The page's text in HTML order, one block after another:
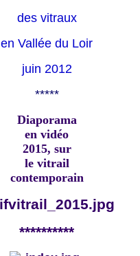
des vitraux
en Vallée du Loir
juin 2012
*****
Diaporama
en vidéo
2015, sur
le vitrail
contemporain
**********